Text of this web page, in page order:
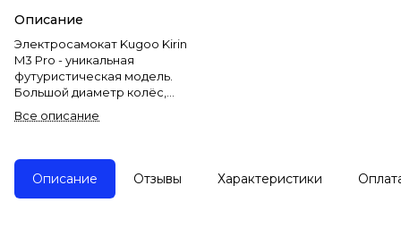
Описание
Электросамокат Kugoo Kirin
M3 Pro - уникальная
футуристическая модель.
Большой диаметр колёс,
амортизатор делают
предложением.
Все описание
Описание Отзывы Характеристики